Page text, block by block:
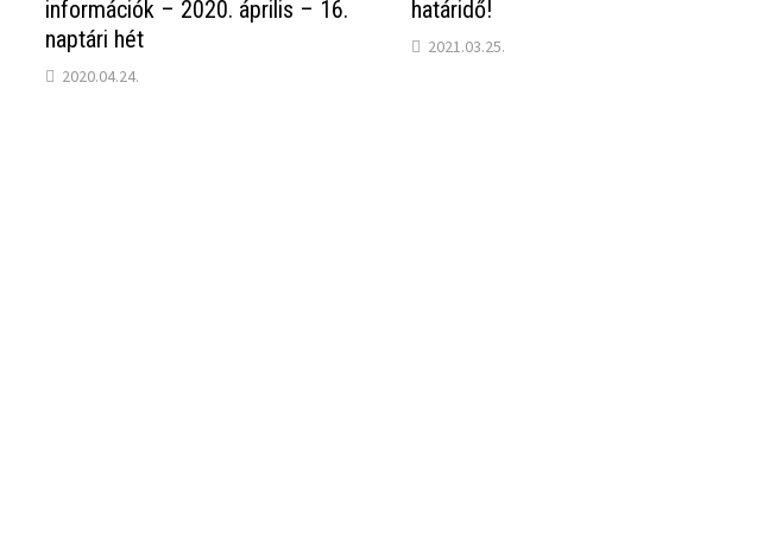
információk – 2020. április – 16.
naptári hét
2020.04.24.
határidő!
2021.03.25.